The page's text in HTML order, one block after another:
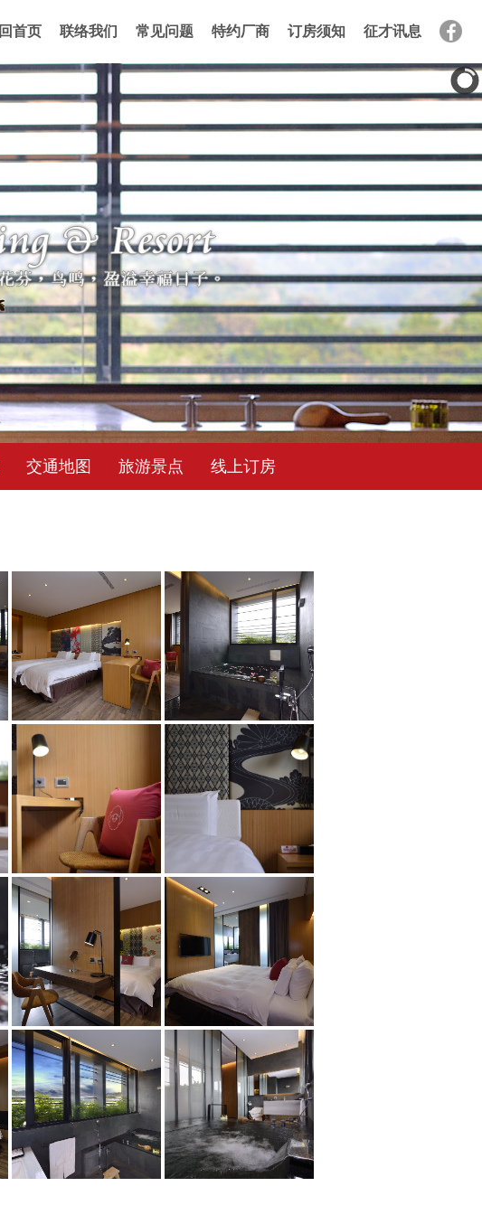
回首页 联络我们 常见问题 特约厂商 订房须知 征才讯息
交通地图 旅游景点 线上订房